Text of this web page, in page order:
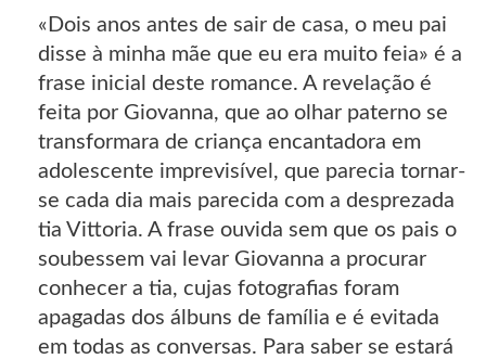
«Dois anos antes de sair de casa, o meu pai
disse à minha mãe que eu era muito feia» é a
frase inicial deste romance. A revelação é
feita por Giovanna, que ao olhar paterno se
transformara de criança encantadora em
adolescente imprevisível, que parecia tornar-
se cada dia mais parecida com a desprezada
tia Vittoria. A frase ouvida sem que os pais o
soubessem vai levar Giovanna a procurar
conhecer a tia, cujas fotografias foram
apagadas dos álbuns de família e é evitada
em todas as conversas. Para saber se estará